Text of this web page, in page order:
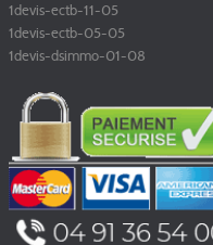
1devis-ectb-11-05
1devis-ectb-05-05
1devis-dsimmo-01-08